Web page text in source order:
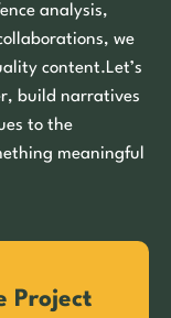
analysis,
we
content.Let’s
build narratives
to the
meaningful
Project